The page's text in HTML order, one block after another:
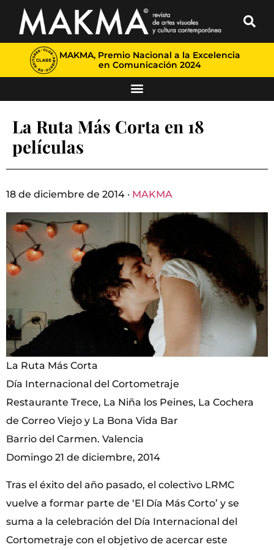
MAKMA, Premio Nacional a la Excelencia
en Comunicación 2024
La Ruta Más Corta en 18
películas
18 de diciembre de 2014 · MAKMA
La Ruta Más Corta
Día Internacional del Cortometraje
Restaurante Trece, La Niña los Peines, La Cochera
de Correo Viejo y La Bona Vida Bar
Barrio del Carmen. Valencia
Domingo 21 de diciembre, 2014
Tras el éxito del año pasado, el colectivo LRMC
vuelve a formar parte de ‘El Día Más Corto’ y se
suma a la celebración del Día Internacional del
Cortometraje con el objetivo de acercar este